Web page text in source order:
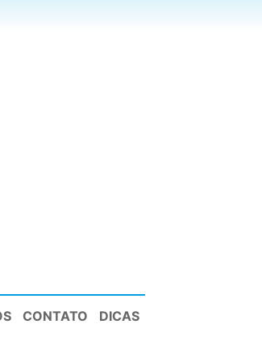
CONTATO DICAS